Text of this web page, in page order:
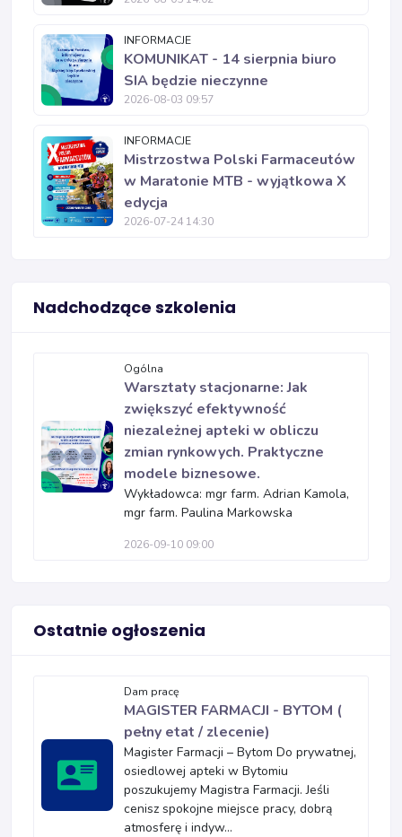
INFORMACJE
KOMUNIKAT - 14 sierpnia biuro
SIA będzie nieczynne
2026-08-03 09:57
INFORMACJE
Mistrzostwa Polski Farmaceutów
w Maratonie MTB - wyjątkowa X
edycja
2026-07-24 14:30
Nadchodzące szkolenia
Ogólna
Warsztaty stacjonarne: Jak
zwiększyć efektywność
niezależnej apteki w obliczu
zmian rynkowych. Praktyczne
modele biznesowe.
Wykładowca: mgr farm. Adrian Kamola,
mgr farm. Paulina Markowska
2026-09-10 09:00
Ostatnie ogłoszenia
Dam pracę
MAGISTER FARMACJI - BYTOM (
pełny etat / zlecenie)
Magister Farmacji – Bytom Do prywatnej,
osiedlowej apteki w Bytomiu
poszukujemy Magistra Farmacji. Jeśli
cenisz spokojne miejsce pracy, dobrą
atmosferę i indyw...